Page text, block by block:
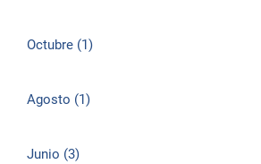
Octubre (1)
Agosto (1)
Junio (3)